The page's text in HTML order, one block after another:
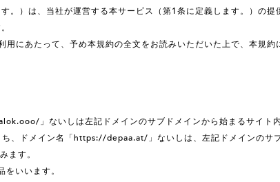
。）は、当社が運営する本サービス（第1条に定義します。）の
にあたって、予め本規約の全文をお読みいただいた上で、本規
」ないしは左記ドメインのサブドメインから始まるサイト
、ドメイン名「https://depaa.at/」ないしは、左記ドメインのサ
ます。
をいいます。